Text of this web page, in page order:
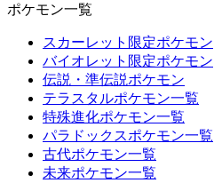
ポケモン一覧
スカーレット限定ポケモン
バイオレット限定ポケモン
伝説・準伝説ポケモン
テラスタルポケモン一覧
特殊進化ポケモン一覧
パラドックスポケモン一覧
古代ポケモン一覧
未来ポケモン一覧